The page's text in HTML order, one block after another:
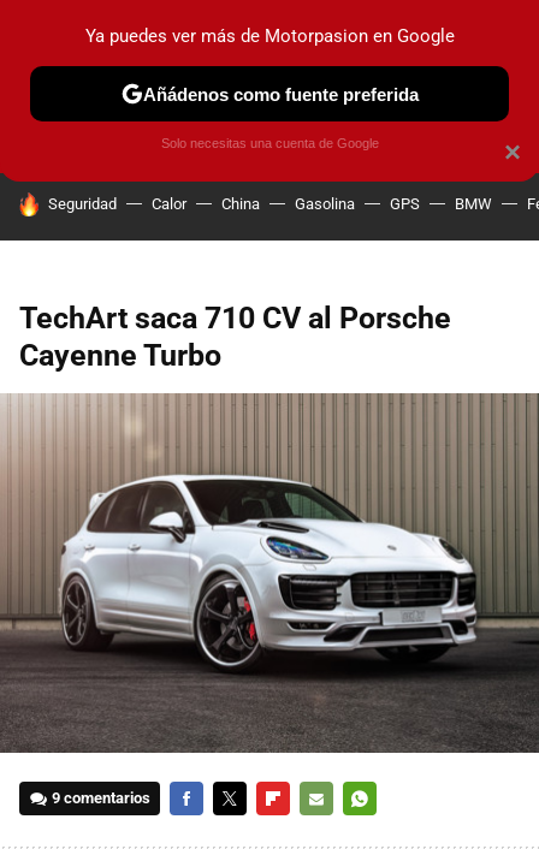
PRUEBAS COCHES ELÉCTRICOS OBSERVATORIO
HOY SE HABLA DE
Seguridad Calor China Gasolina GPS BMW
TechArt saca 710 CV al Porsche
Cayenne Turbo
9 comentarios
×
Ya puedes ver más de Motorpasion en Google
Añádenos como fuente preferida
Solo necesitas una cuenta de Google